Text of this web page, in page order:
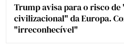
Trump avisa para o risco
civilizacional" da Europa.
"irreconhecível"